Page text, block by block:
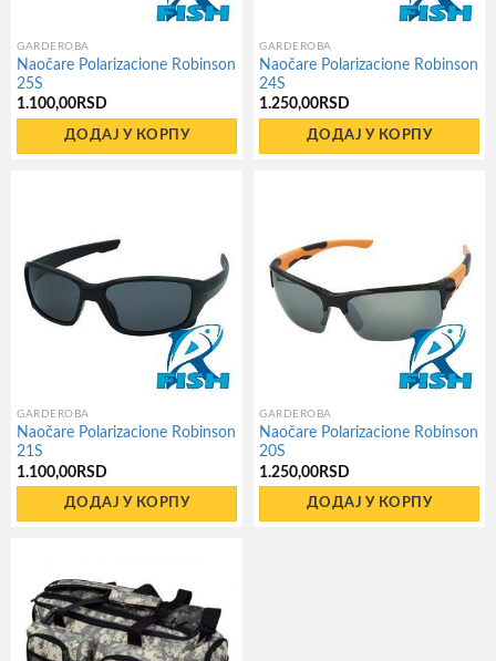
GARDEROBA
Naočare Polarizacione Robinson
25S
1.100,00 RSD
ДОДАЈ У КОРПУ
GARDEROBA
Naočare Polarizacione Robinson
24S
1.250,00 RSD
ДОДАЈ У КОРПУ
GARDEROBA
Naočare Polarizacione Robinson
21S
1.100,00 RSD
ДОДАЈ У КОРПУ
GARDEROBA
Naočare Polarizacione Robinson
20S
1.250,00 RSD
ДОДАЈ У КОРПУ